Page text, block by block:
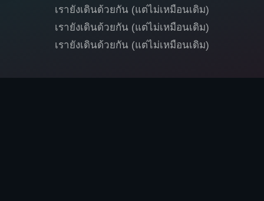
เรายังเดินด้วยกัน (แต่ไม่เหมือนเดิม)
เรายังเดินด้วยกัน (แต่ไม่เหมือนเดิม)
เรายังเดินด้วยกัน (แต่ไม่เหมือนเดิม)